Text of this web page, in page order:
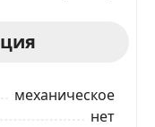
механическое
нет